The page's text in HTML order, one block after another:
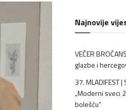
Najnovije
VEČER
glazbe i
37. MLADIFEST
„Moderni sveci
bolešću“